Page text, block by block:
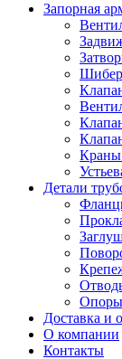
Запорная
Детали
Опоры
Доставка и
О компании
Контакты